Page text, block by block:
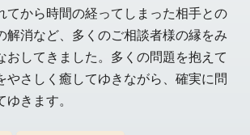
てから時間の経ってしまった相手との
解消など、多くのご相談者様の縁をみ
おしてきました。多くの問題を抱えて
やさしく癒してゆきながら、確実に問
きます。